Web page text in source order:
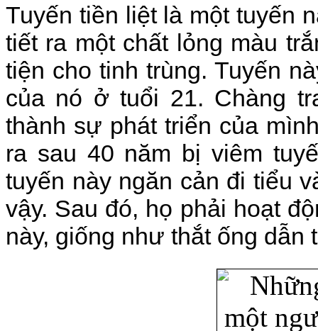
Tuyến tiền liệt là một tuyến
tiết ra một chất lỏng màu
tiện cho tinh trùng. Tuyến
của nó ở tuổi 21. Chàng
thành sự phát triển của
ra sau 40 năm bị viêm
tuyến này ngăn cản đi tiểu
vậy. Sau đó, họ phải hoạt
này, giống như thắt ống